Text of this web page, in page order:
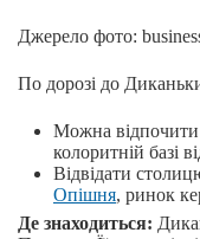
Джерело фото:
По дорозі до
Можна відпочити
колоритній базі
Відвідати
Опішня, ринок
Де знаходиться: